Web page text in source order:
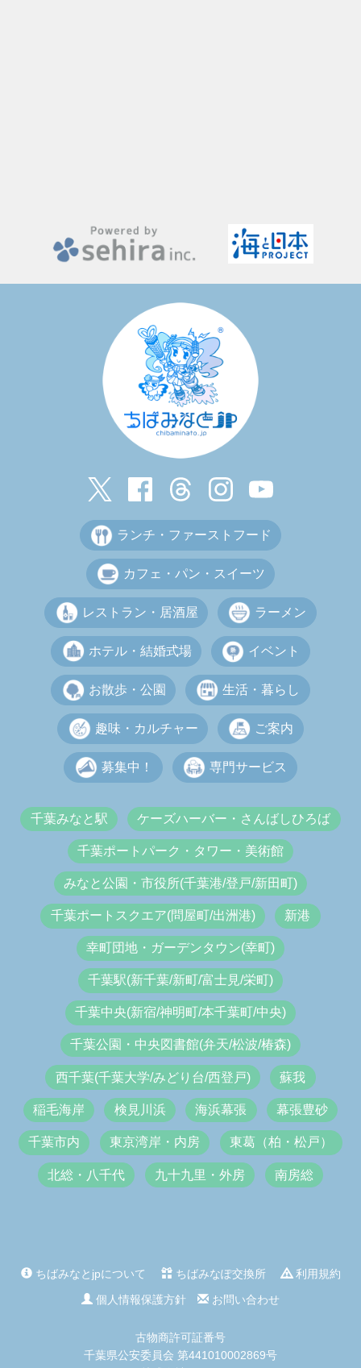
ランチ・ファーストフード
カフェ・パン・スイーツ
レストラン・居酒屋 ラーメン
ホテル・結婚式場 イベント
お散歩・公園 生活・暮らし
趣味・カルチャー ご案内
募集中！ 専門サービス
千葉みなと駅 ケーズハーバー・さんばしひろば
千葉ポートパーク・タワー・美術館
みなと公園・市役所(千葉港/登戸/新田町)
千葉ポートスクエア(問屋町/出洲港) 新港
幸町団地・ガーデンタウン(幸町)
千葉駅(新千葉/新町/富士見/栄町)
千葉中央(新宿/神明町/本千葉町/中央)
千葉公園・中央図書館(弁天/松波/椿森)
西千葉(千葉大学/みどり台/西登戸) 蘇我
稲毛海岸 検見川浜 海浜幕張 幕張豊砂
千葉市内 東京湾岸・内房 東葛（柏・松戸）
北総・八千代 九十九里・外房 南房総
ちばみなとjpについて ちばみなぽ交換所
利用規約
個人情報保護方針
お問い合わせ
古物商許可証番号
千葉県公安委員会 第441010002869号